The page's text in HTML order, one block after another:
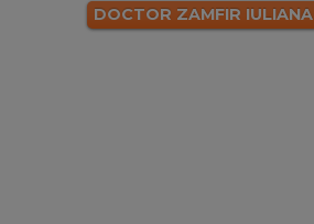
DOCTOR ZAMFIR IULIANA